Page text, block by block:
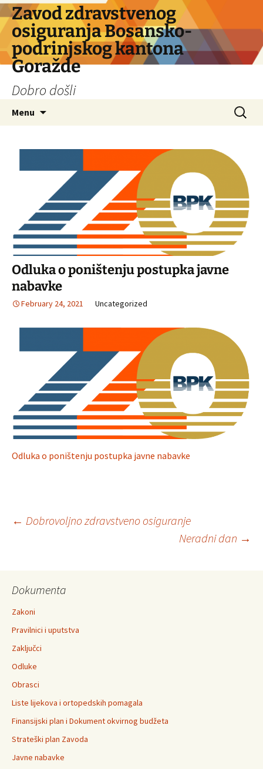
Skip
to
content
Zavod zdravstvenog
osiguranja Bosansko-
podrinjskog kantona
Goražde
Dobro došli
Menu
Search
for:
Odluka o poništenju postupka javne
nabavke
February 24, 2021 Uncategorized
Odluka o poništenju postupka javne nabavke
Post
← Dobrovoljno zdravstveno osiguranje
Neradni dan →
Dokumenta
Zakoni
Pravilnici i uputstva
Zaključci
Odluke
Obrasci
Liste lijekova i ortopedskih pomagala
Finansijski plan i Dokument okvirnog budžeta
Strateški plan Zavoda
Javne nabavke